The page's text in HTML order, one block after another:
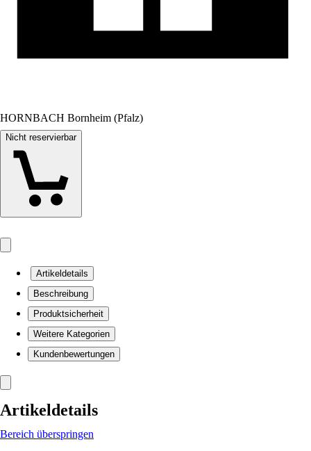
HORNBACH Bornheim (Pfalz)
Nicht reservierbar
Artikeldetails
Beschreibung
Produktsicherheit
Weitere Kategorien
Kundenbewertungen
Artikeldetails
Bereich überspringen